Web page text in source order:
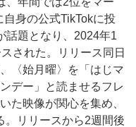
身の公式TikTokに投
話題となり、2024年1
された。リリース同日
〈始月曜〉を「はじマ
デー」と読ませるフレ
た映像が関心を集め、
。リリースから2週間後